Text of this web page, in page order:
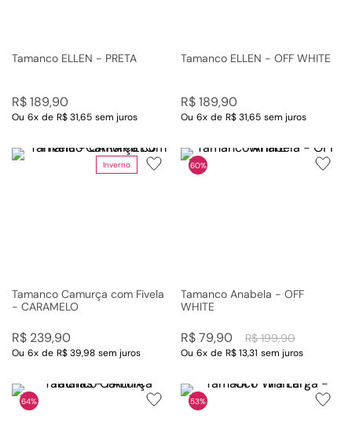
Tamanco ELLEN - PRETA
R$189,90
Ou 6x de R$ 31,65 sem juros
Tamanco ELLEN - OFF WHITE
R$189,90
Ou 6x de R$ 31,65 sem juros
Inverno
Tamanco Camurça com Fivela
- CARAMELO
R$ 239,90
Ou 6x de R$ 39,98 sem juros
60%
Tamanco Anabela - OFF
WHITE
R$ 199,90
R$79,90
Ou 6x de R$ 13,31 sem juros
64% 53%